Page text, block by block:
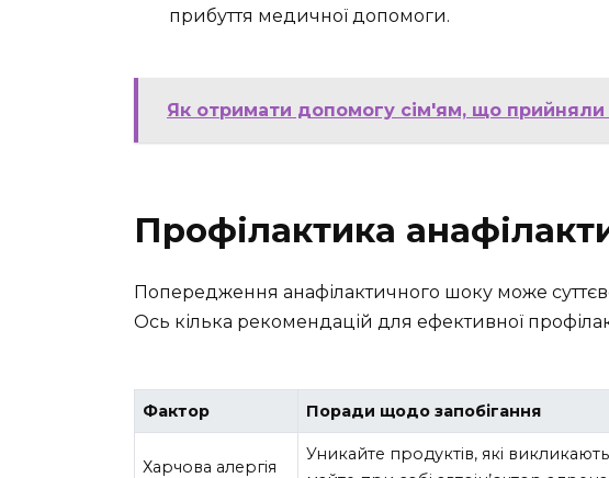
прибуття медичної допомоги.
Як отримати допомогу сім'ям, що прийняли
Профілактика
Попередження анафілактичного шоку може
Ось кілька рекомендацій для ефективної
Фактор Поради щодо запобігання
Харчова алергія
Уникайте продуктів, які